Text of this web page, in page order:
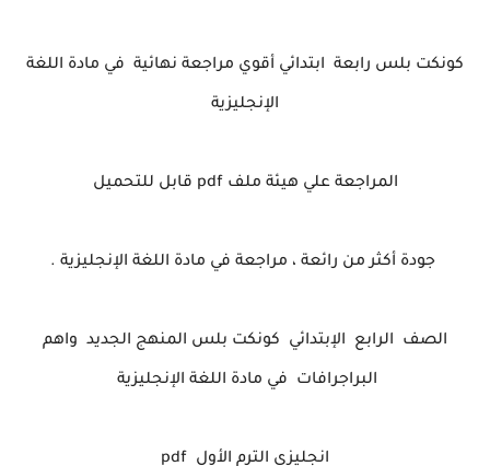
كونكت بلس رابعة ابتدائي أقوي مراجعة نهائية في مادة اللغة
الإنجليزية
المراجعة علي هيئة ملف
جودة أكثر من رائعة ، مراجعة في مادة اللغة الإنجليزية .
الصف الرابع الإبتدائي كونكت بلس المنهج الجديد واهم
البراجرافات في مادة اللغة الإنجليزية
انجليزي الترم الأول pdf